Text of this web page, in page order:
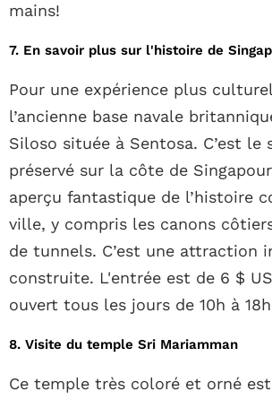
mains!
7. En savoir plus sur l'histoire de
Pour une expérience plus
l’ancienne base navale
Siloso située à Sentosa. C’est le
préservé sur la côte de
aperçu fantastique de l’histoire
ville, y compris les canons
de tunnels. C’est une attraction
construite. L'entrée est de 6 $ US
ouvert tous les jours de 10h à
8. Visite du temple Sri Mariamman
Ce temple très coloré et orné